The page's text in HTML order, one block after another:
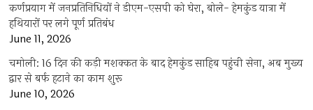
कर्णप्रयाग में जनप्रतिनिधियों ने डीएम-एसपी को घेरा, बोले- हेमकुंड यात्रा में
हथियारों पर लगे पूर्ण प्रतिबंध
June 11, 2026
चमोली: 16 दिन की कड़ी मशक्कत के बाद हेमकुंड साहिब पहुंची सेना, अब मुख्य
द्वार से बर्फ हटाने का काम शुरू
June 10, 2026